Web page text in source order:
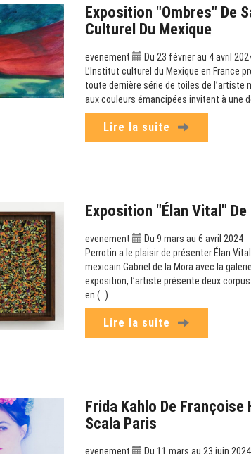
Exposition "Ombres" De
Culturel Du Mexique
evenement
Du 23 février au 4 avril
L’Institut culturel du Mexique en France
toute dernière série de toiles de l’artiste
aux couleurs émancipées invitent à une
Lire la suite
Exposition "Élan Vital" De
evenement
Du 9 mars au 6 avril 2024
Perrotin a le plaisir de présenter Élan
mexicain Gabriel de la Mora avec la
exposition, l’artiste présente deux
en (…)
Lire la suite
Frida Kahlo De Françoise
Scala Paris
evenement Du 11 mars au 23 juin 2024